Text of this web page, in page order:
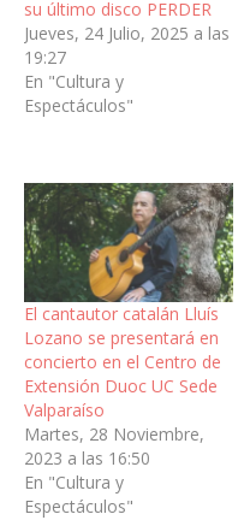
su último disco PERDER
Jueves, 24 Julio, 2025 a las
19:27
En "Cultura y
Espectáculos"
El cantautor catalán Lluís
Lozano se presentará en
concierto en el Centro de
Extensión Duoc UC Sede
Valparaíso
Martes, 28 Noviembre,
2023 a las 16:50
En "Cultura y
Espectáculos"